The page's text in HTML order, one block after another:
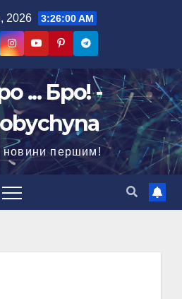
2026 3:26:00 AM
... Бро! -
новини першим!